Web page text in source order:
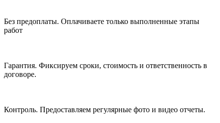
Без предоплаты. Оплачиваете только выполненные этапы
работ
Гарантия. Фиксируем сроки, стоимость и ответственность в
договоре.
Контроль. Предоставляем регулярные фото и видео отчеты.